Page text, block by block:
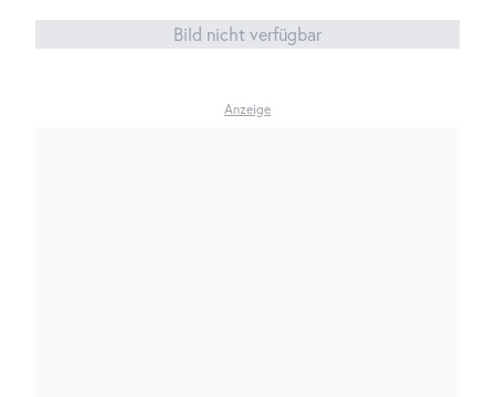
Bild nicht verfügbar
Anzeige